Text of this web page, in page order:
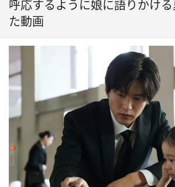
呼応するように娘に語りかけ
た動画